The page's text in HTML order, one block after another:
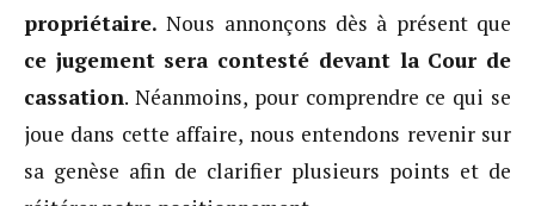
propriétaire. Nous annonçons dès à présent que
ce jugement sera contesté devant la Cour de
cassation. Néanmoins, pour comprendre ce qui se
joue dans cette affaire, nous entendons revenir sur
sa genèse afin de clarifier plusieurs points et de